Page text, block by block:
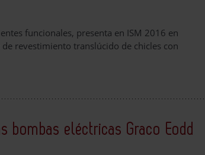
funcionales, presenta en ISM 2016 en
revestimiento translúcido de chicles con
bombas eléctricas Graco Eodd